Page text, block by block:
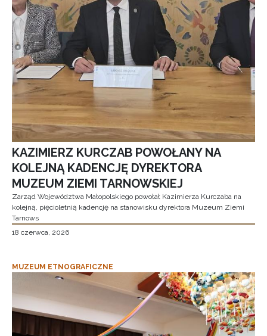
KAZIMIERZ KURCZAB POWOŁANY NA
KOLEJNĄ KADENCJĘ DYREKTORA
MUZEUM ZIEMI TARNOWSKIEJ
Zarząd Województwa Małopolskiego powołał Kazimierza Kurczaba na
kolejną, pięcioletnią kadencję na stanowisku dyrektora Muzeum Ziemi
Tarnows
18 czerwca, 2026
MUZEUM ETNOGRAFICZNE